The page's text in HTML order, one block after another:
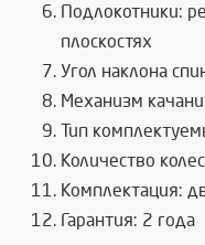
Подлокотники:
плоскостях
Угол наклона
Механизм
Тип
Количество
Комплектация:
Гарантия: 2 года